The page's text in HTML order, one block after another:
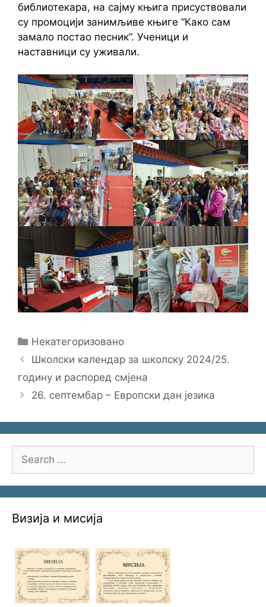
библиотекара, на сајму књига присуствовали
су промоцији занимљиве књиге “Како сам
замало постао песник”. Ученици и
наставници су уживали.
Categories
Некатегоризовано
Школски календар за школску 2024/25.
годину и распоред смјена
26. септембар – Европски дан језика
Search
for:
Визија и мисија